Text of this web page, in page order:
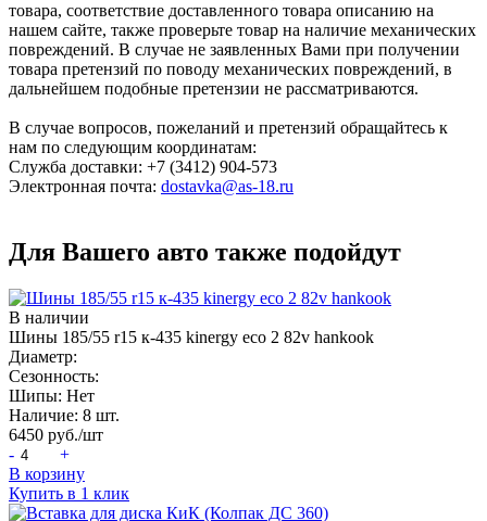
товара, соответствие доставленного товара описанию на
нашем сайте, также проверьте товар на наличие механических
повреждений. В случае не заявленных Вами при получении
товара претензий по поводу механических повреждений, в
дальнейшем подобные претензии не рассматриваются.
В случае вопросов, пожеланий и претензий обращайтесь к
нам по следующим координатам:
Служба доставки: +7 (3412) 904-573
Электронная почта: dostavka@as-18.ru
Для Вашего авто также подойдут
В наличии
Шины 185/55 r15 к-435 kinergy eco 2 82v hankook
Диаметр:
Сезонность:
Шипы: Нет
Наличие: 8 шт.
6450 руб./шт
-
+
В корзину
Купить в 1 клик